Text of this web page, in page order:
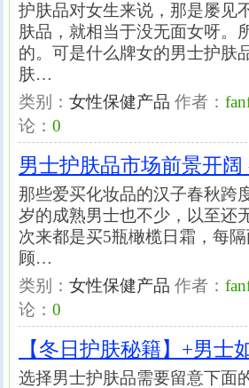
护肤品对女生来说，那是屡见
肤品，就相当于没无面女呀。
的。可是什么牌女的男士护肤
肤…
类别： 女性保健产品 作者：
论： 0
男士护肤品市场前景开
那些爱买化妆品的汉子春秋跨
岁的成熟男士也不少，以至还
次来都是买5瓶橄榄日霜，每
顾…
类别： 女性保健产品 作者：
论： 0
【冬日护肤秘籍】+男士
选择男士护肤品需要留意下面